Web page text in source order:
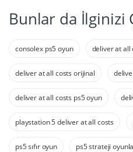
Bunlar da İlginizi
consolex ps5 oyun deliver at all
deliver at all costs orijinal
deliver at all costs ps5 oyun
playstation 5 deliver at all costs
ps5 sıfır oyun ps5 strateji